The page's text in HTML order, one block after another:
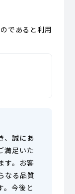
であると利用
、誠にあ
満足いた
す。お客
なる品質
。今後と